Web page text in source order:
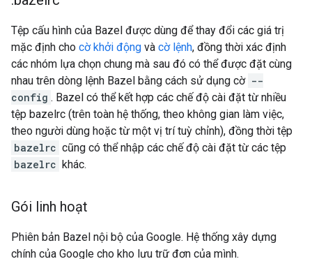
Tệp cấu hình của Bazel được dùng để thay đổi các giá trị
mặc định cho cờ khởi động và cờ lệnh, đồng thời xác định
các nhóm lựa chọn chung mà sau đó có thể được đặt cùng
nhau trên dòng lệnh Bazel bằng cách sử dụng cờ --
config . Bazel có thể kết hợp các chế độ cài đặt từ nhiều
tệp bazelrc (trên toàn hệ thống, theo không gian làm việc,
theo người dùng hoặc từ một vị trí tuỳ chỉnh), đồng thời tệp
bazelrc cũng có thể nhập các chế độ cài đặt từ các tệp
bazelrc khác.
Gói linh hoạt
Phiên bản Bazel nội bộ của Google. Hệ thống xây dựng
chính của Google cho kho lưu trữ đơn của mình.